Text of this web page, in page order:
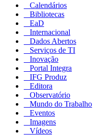
Calendários
Bibliotecas
EaD
Internacional
Dados Abertos
Serviços de TI
Inovação
Portal Integra
IFG Produz
Editora
Observatório
Mundo do Trabalho
Eventos
Imagens
Vídeos